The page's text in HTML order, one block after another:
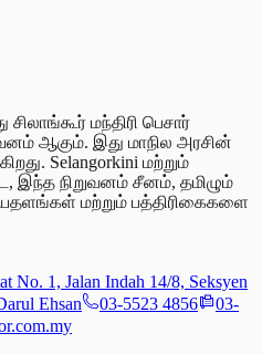
சிலாங்கூர் மந்திரி பெசார்
ஆகும். இது மாநில அரசின்
Selangorkini மற்றும்
இந்த நிறுவனம் சீனம், தமிழும்
மற்றும் பத்திரிகைகளை
No. 1, Jalan Indah 14/8, Seksyen
Ehsan
03-5523 4856
03-